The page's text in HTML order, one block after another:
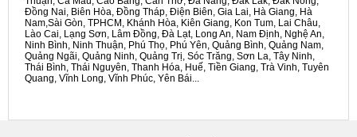
Đồng Nai, Biên Hòa, Đồng Tháp, Điện Biên, Gia Lai, Hà Giang, Hà
Nam,Sài Gòn, TPHCM, Khánh Hòa, Kiên Giang, Kon Tum, Lai Châu,
Lào Cai, Lạng Sơn, Lâm Đồng, Đà Lạt, Long An, Nam Định, Nghệ An,
Ninh Bình, Ninh Thuận, Phú Thọ, Phú Yên, Quảng Bình, Quảng Nam,
Quảng Ngãi, Quảng Ninh, Quảng Trị, Sóc Trăng, Sơn La, Tây Ninh,
Thái Bình, Thái Nguyên, Thanh Hóa, Huế, Tiền Giang, Trà Vinh, Tuyên
Quang, Vĩnh Long, Vĩnh Phúc, Yên Bái...